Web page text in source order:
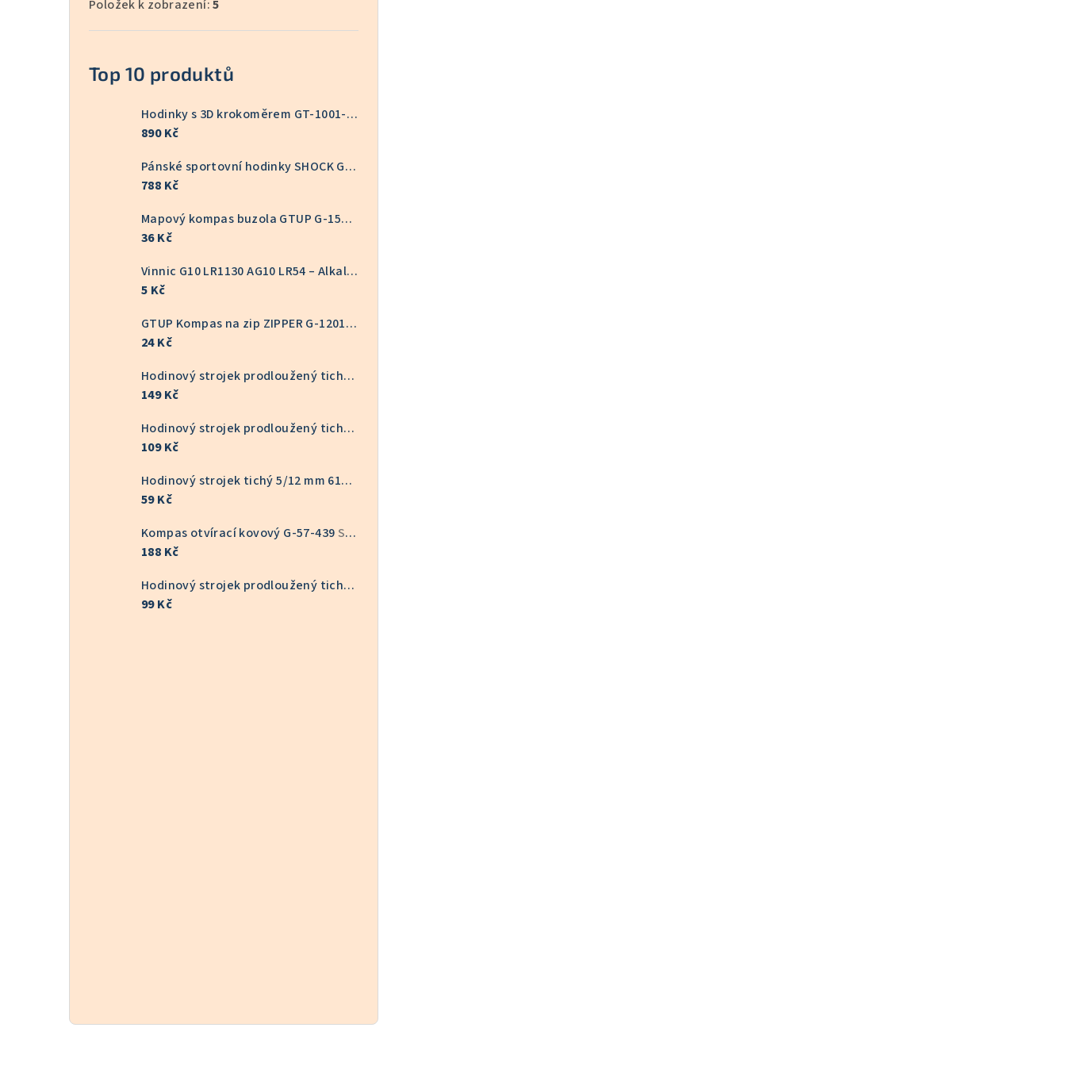
Položek k zobrazení:5
Top 10 produktů
Hodinky s 3D krokoměrem GT-1001-BSkladem v ČR
890 Kč
Pánské sportovní hodinky SHOCK GT-1050B
788 Kč
Mapový kompas buzola GTUP G-1551
36 Kč
Vinnic G10 LR1130 AG10 LR54 – Alkalická knoflíková baterie 1.5V
5 Kč
GTUP Kompas na zip ZIPPER G-12011Skladem v ČR
24 Kč
Hodinový strojek prodloužený tichý 16/22 mm 6168S
149 Kč
Hodinový strojek prodloužený tichý KOV 9/16 mm 6168S
109 Kč
Hodinový strojek tichý 5/12 mm 6168S
59 Kč
Kompas otvírací kovový G-57-439Skladem v ČR
188 Kč
Hodinový strojek prodloužený tichý 9/16 mm 6168S
99 Kč